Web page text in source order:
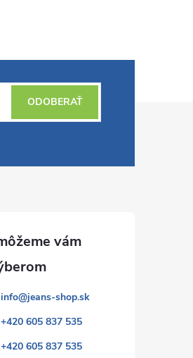
ODOBERAŤ
info@jeans-shop.sk
+420 605 837 535
+420 605 837 535